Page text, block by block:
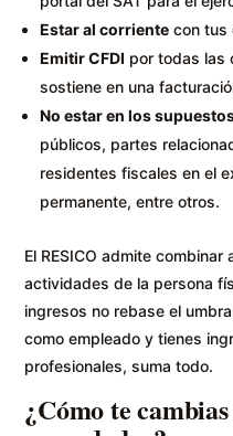
Estar al corriente con tus
Emitir CFDI por todas las
sostiene en una
No estar en los
públicos, partes
residentes fiscales en el
permanente, entre otros.
El RESICO admite
actividades de la persona
ingresos no rebase el
como empleado y tienes
profesionales, suma todo.
¿Cómo te